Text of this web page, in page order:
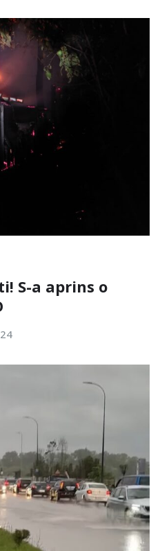
S-a aprins o